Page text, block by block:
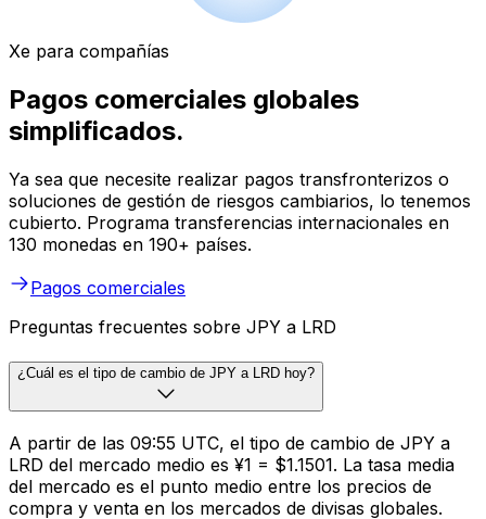
Xe para compañías
Pagos comerciales globales
simplificados.
Ya sea que necesite realizar pagos transfronterizos o
soluciones de gestión de riesgos cambiarios, lo tenemos
cubierto. Programa transferencias internacionales en
130 monedas en 190+ países.
Pagos comerciales
Preguntas frecuentes sobre JPY a LRD
¿Cuál es el tipo de cambio de JPY a LRD hoy?
A partir de las 09:55 UTC, el tipo de cambio de JPY a
LRD del mercado medio es ¥1 = $1.1501. La tasa media
del mercado es el punto medio entre los precios de
compra y venta en los mercados de divisas globales.